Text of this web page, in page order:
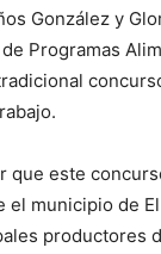
González y
Programas
que este
el municipio de
productores